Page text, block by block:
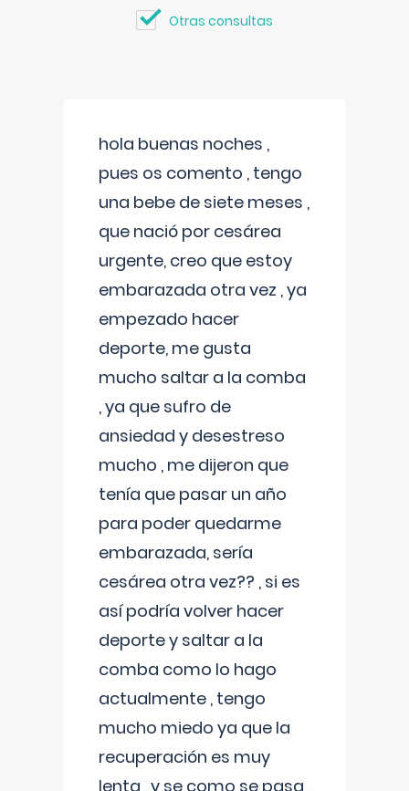
Otras consultas
hola buenas noches ,
pues os comento , tengo
una bebe de siete meses ,
que nació por cesárea
urgente, creo que estoy
embarazada otra vez , ya
empezado hacer
deporte, me gusta
mucho saltar a la comba
, ya que sufro de
ansiedad y desestreso
mucho , me dijeron que
tenía que pasar un año
para poder quedarme
embarazada, sería
cesárea otra vez?? , si es
así podría volver hacer
deporte y saltar a la
comba como lo hago
actualmente , tengo
mucho miedo ya que la
recuperación es muy
lenta , y se como se pasa ,